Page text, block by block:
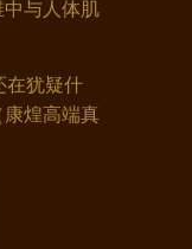
与人体肌
在犹疑什
煌高端真